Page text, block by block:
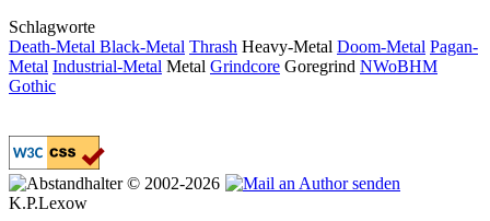
Schlagworte
Death-Metal Black-Metal Thrash Heavy-Metal Doom-Metal Pagan-
Metal Industrial-Metal Metal Grindcore Goregrind NWoBHM
Gothic
© 2002-2026
K.P.Lexow